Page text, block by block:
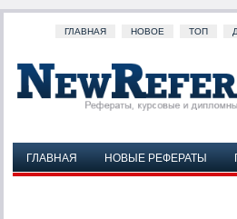
ГЛАВНАЯ НОВОЕ ТОП
ГЛАВНАЯ НОВЫЕ РЕФЕРАТЫ